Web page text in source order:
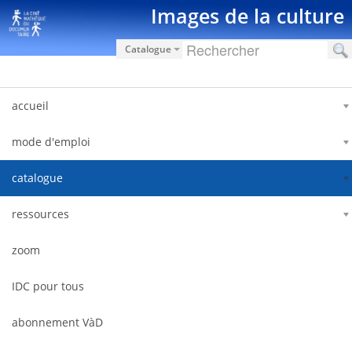
Ugrás a tartalomhoz Images de la culture
Catalogue
accueil
mode d'emploi
catalogue
ressources
zoom
IDC pour tous
abonnement VàD